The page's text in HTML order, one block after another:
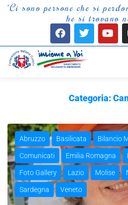
rsone che si perdo
he si trovano n
Categoria:
Abruzzo Basilicata Bilancio
Comunicati Emilia Romagna
Foto Gallery Lazio Molise
Sardegna Veneto